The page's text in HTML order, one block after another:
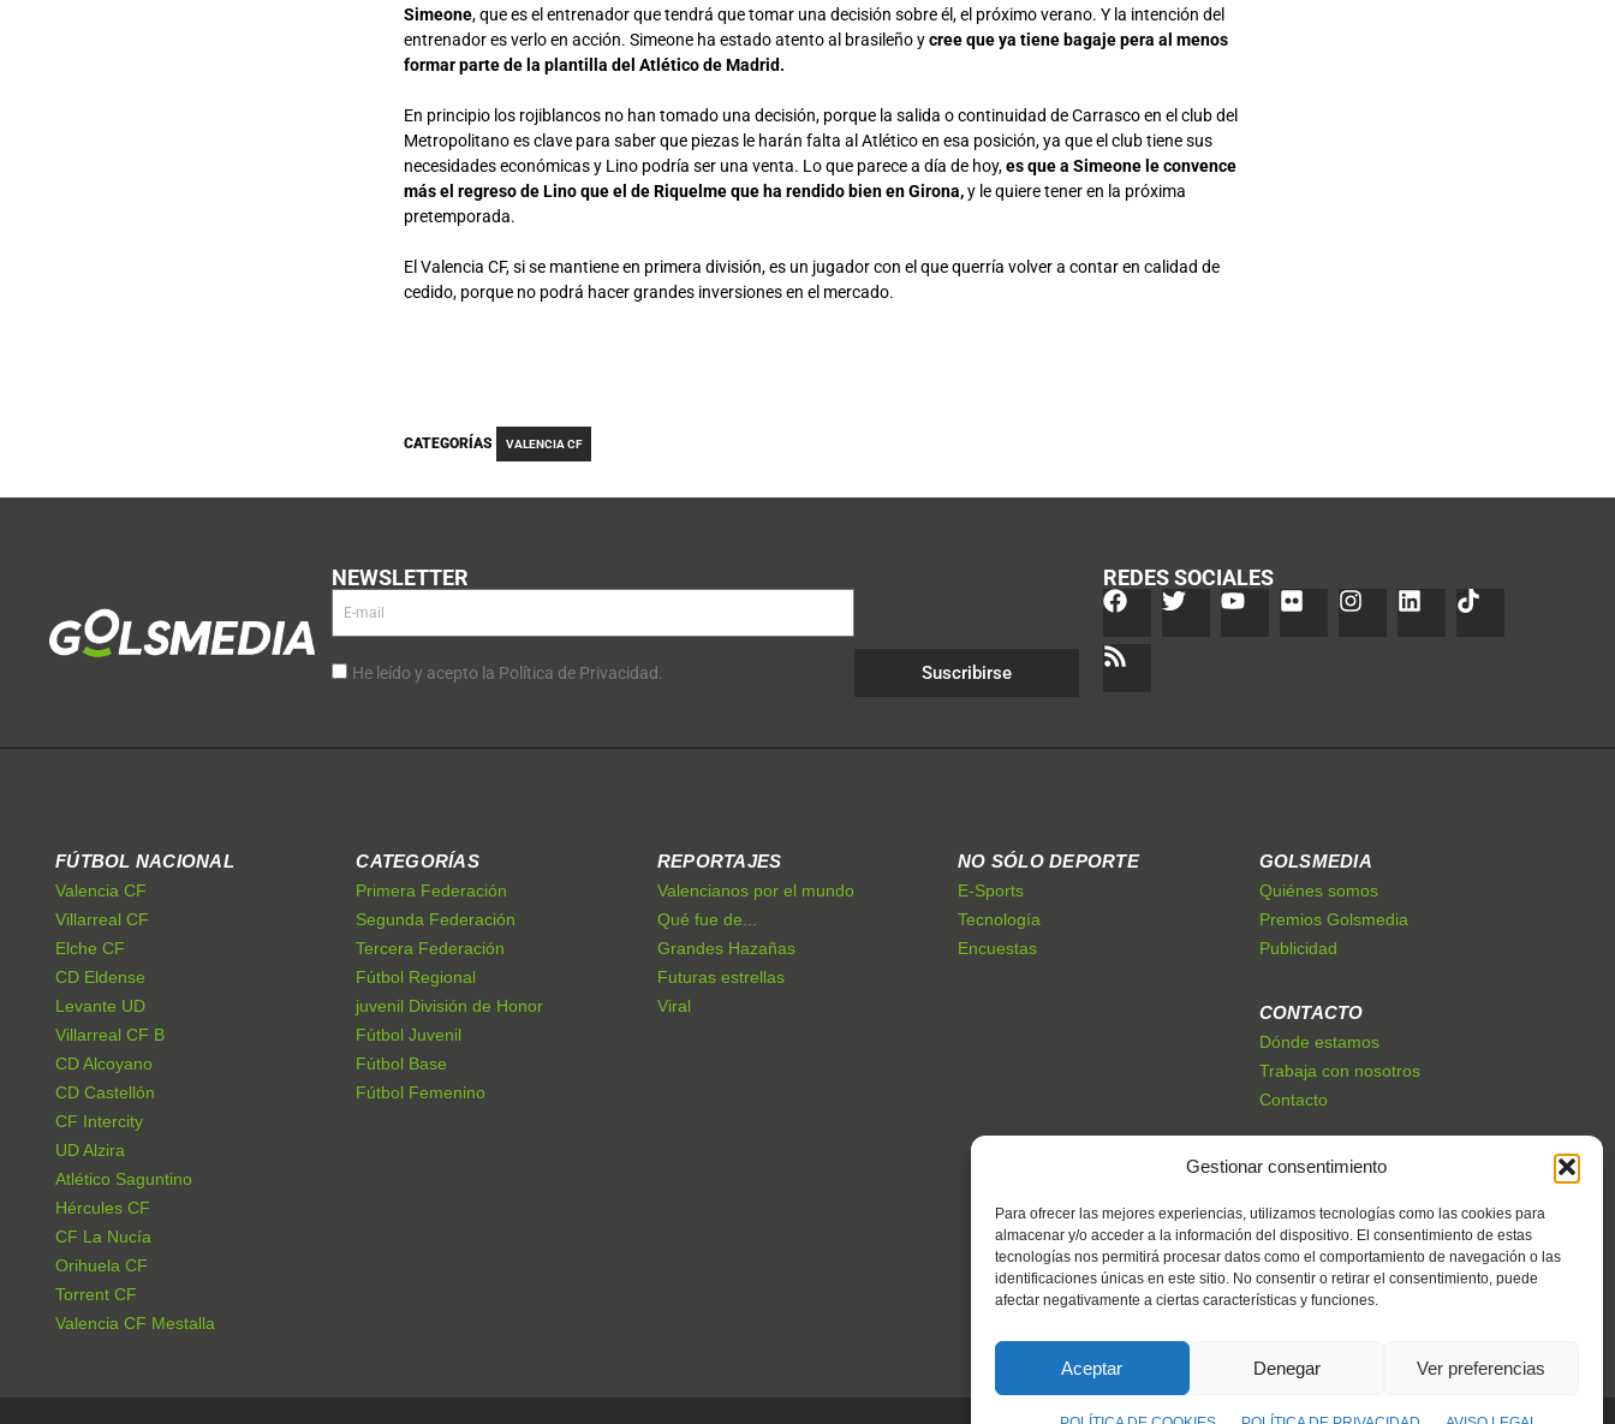
Gestionar consentimiento
Para ofrecer las mejores experiencias, utilizamos tecnologías como las cookies para
almacenar y/o acceder a la información del dispositivo. El consentimiento de estas
tecnologías nos permitirá procesar datos como el comportamiento de navegación o las
identificaciones únicas en este sitio. No consentir o retirar el consentimiento, puede
afectar negativamente a ciertas características y funciones.
Aceptar Denegar Ver preferencias
Simeone, que es el entrenador que tendrá que tomar una decisión sobre él, el próximo verano. Y la intención del
entrenador es verlo en acción. Simeone ha estado atento al brasileño ycree que ya tiene bagaje pera al menos
formar parte de la plantilla del Atlético de Madrid.
En principio los rojiblancos no han tomado una decisión, porque la salida o continuidad de Carrasco en el club del
Metropolitano es clave para saber que piezas le harán falta al Atlético en esa posición, ya que el club tiene sus
necesidades económicas y Lino podría ser una venta. Lo que parece a día de hoy,es que a Simeone le convence
más el regreso de Lino que el de Riquelme que ha rendido bien en Girona,y le quiere tener en la próxima
pretemporada.
El Valencia CF, si se mantiene en primera división, es un jugador con el que querría volver a contar en calidad de
cedido, porque no podrá hacer grandes inversiones en el mercado.
CATEGORÍAS VALENCIA CF
NEWSLETTER
He leído y acepto la Política de Privacidad. Suscribirse
REDES SOCIALES
FÚTBOL NACIONAL
Valencia CF
Villarreal CF
Elche CF
CD Eldense
Levante UD
Villarreal CF B
CD Alcoyano
CD Castellón
CF Intercity
UD Alzira
Atlético Saguntino
Hércules CF
CF La Nucía
Orihuela CF
Torrent CF
Valencia CF Mestalla
CATEGORÍAS
Primera Federación
Segunda Federación
Tercera Federación
Fútbol Regional
juvenil División de Honor
Fútbol Juvenil
Fútbol Base
Fútbol Femenino
REPORTAJES
Valencianos por el mundo
Qué fue de...
Grandes Hazañas
Futuras estrellas
Viral
NO SÓLO DEPORTE
E-Sports
Tecnología
Encuestas
GOLSMEDIA
Quiénes somos
Premios Golsmedia
Publicidad
CONTACTO
Dónde estamos
Trabaja con nosotros
Contacto